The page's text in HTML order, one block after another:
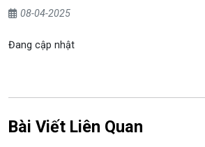
08-04-2025
Đang cập nhật
Bài Viết Liên Quan